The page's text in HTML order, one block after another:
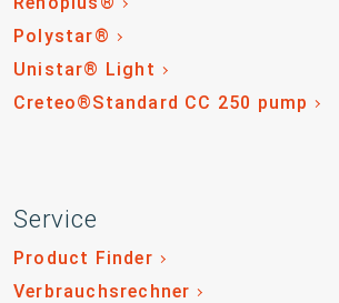
Polystar®
Unistar® Light
Creteo®Standard CC 250 pump
Service
Product Finder
Verbrauchsrechner